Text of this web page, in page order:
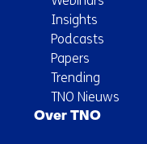
Insights
Podcasts
Papers
Trending
TNO Nieuws
Over TNO